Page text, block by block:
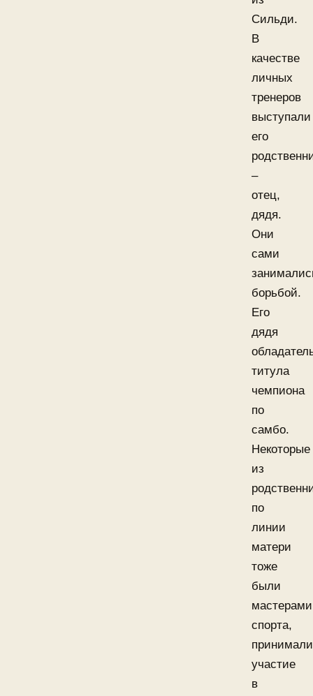
Сильди.
В
качестве
личных
тренеров
выступали
его
–
отец,
дядя.
Они
сами
борьбой.
Его
дядя
титула
чемпиона
по
самбо.
Некоторые
из
по
линии
матери
тоже
были
мастерами
спорта,
принимали
участие
в